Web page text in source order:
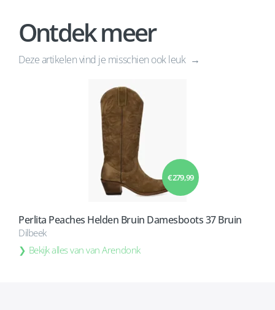
€ 279,99
Perlita Peaches Helden Bruin Damesboots 37 Bruin
Dilbeek
Bekijk alles van van Arendonk
Ontdek meer
Deze artikelen vind je misschien ook leuk